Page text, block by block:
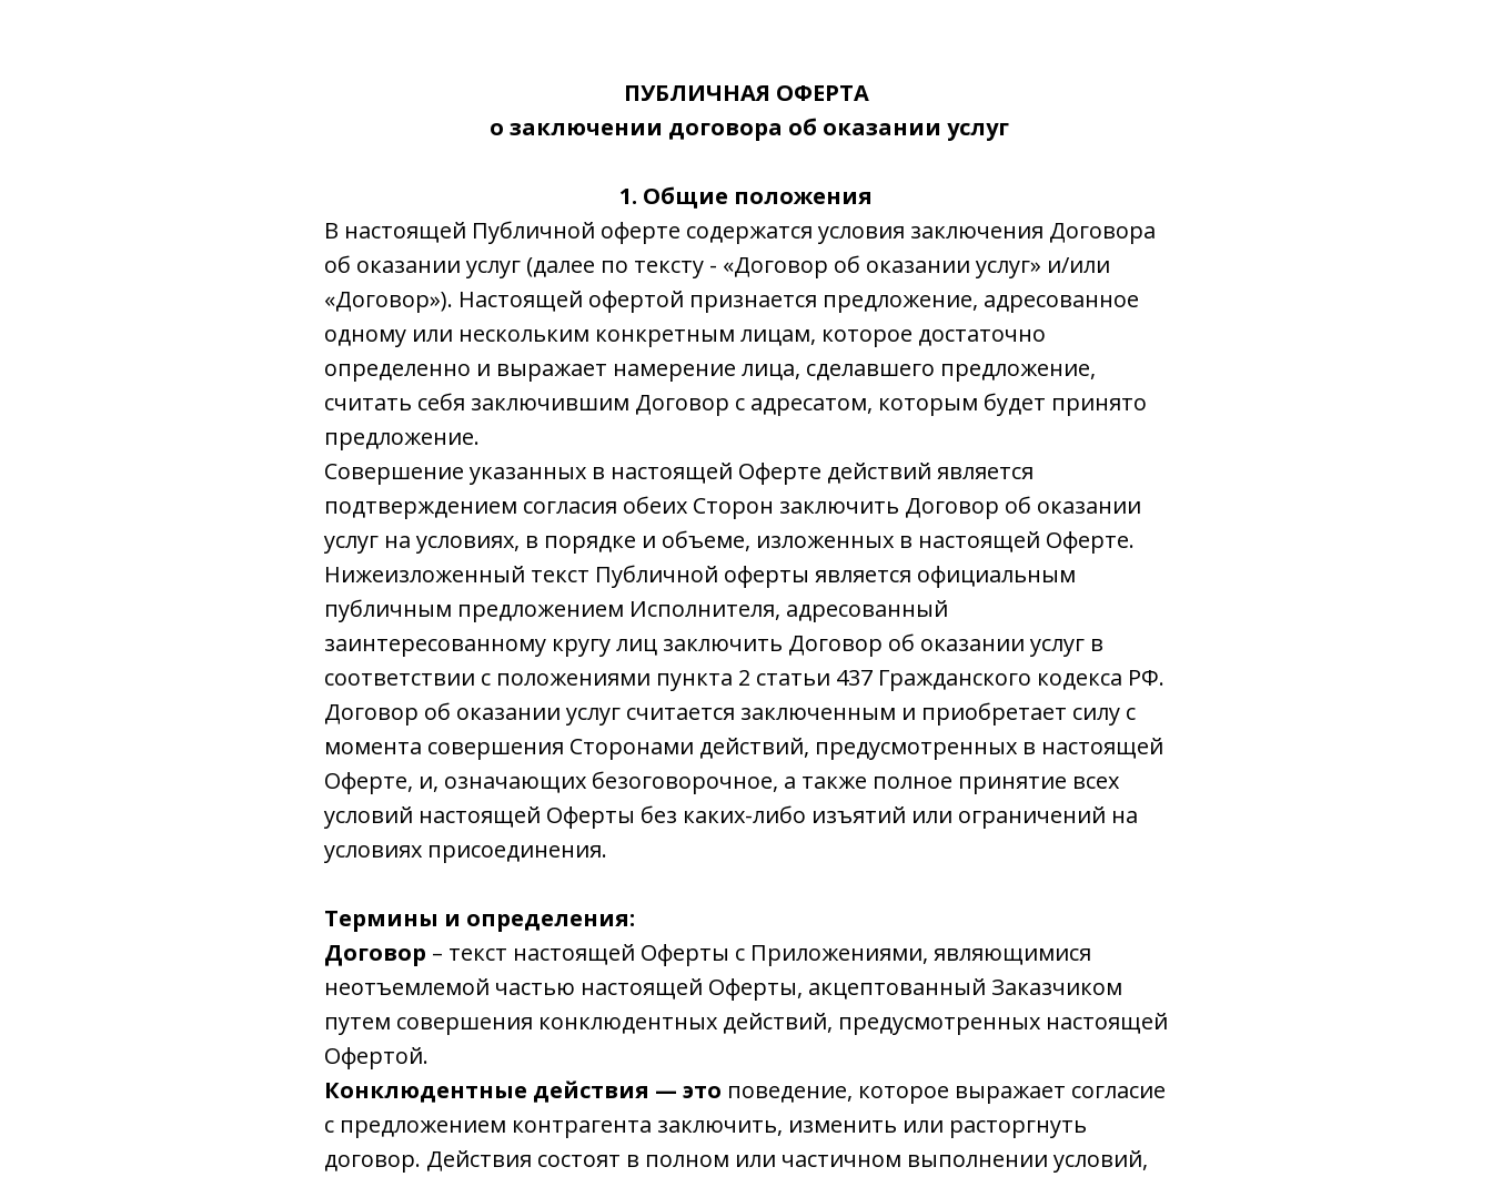
ПУБЛИЧНАЯ ОФЕРТА
о заключении договора об оказании услуг
1. Общие положения
В настоящей Публичной оферте содержатся условия заключения Договора
об оказании услуг (далее по тексту - «Договор об оказании услуг» и/или
«Договор»). Настоящей офертой признается предложение, адресованное
одному или нескольким конкретным лицам, которое достаточно
определенно и выражает намерение лица, сделавшего предложение,
считать себя заключившим Договор с адресатом, которым будет принято
предложение.
Совершение указанных в настоящей Оферте действий является
подтверждением согласия обеих Сторон заключить Договор об оказании
услуг на условиях, в порядке и объеме, изложенных в настоящей Оферте.
Нижеизложенный текст Публичной оферты является официальным
публичным предложением Исполнителя, адресованный
заинтересованному кругу лиц заключить Договор об оказании услуг в
соответствии с положениями пункта 2 статьи 437 Гражданского кодекса РФ.
Договор об оказании услуг считается заключенным и приобретает силу с
момента совершения Сторонами действий, предусмотренных в настоящей
Оферте, и, означающих безоговорочное, а также полное принятие всех
условий настоящей Оферты без каких-либо изъятий или ограничений на
условиях присоединения.
Термины и определения:
Договор – текст настоящей Оферты с Приложениями, являющимися
неотъемлемой частью настоящей Оферты, акцептованный Заказчиком
путем совершения конклюдентных действий, предусмотренных настоящей
Офертой.
Конклюдентные действия — это поведение, которое выражает согласие
с предложением контрагента заключить, изменить или расторгнуть
договор. Действия состоят в полном или частичном выполнении условий,